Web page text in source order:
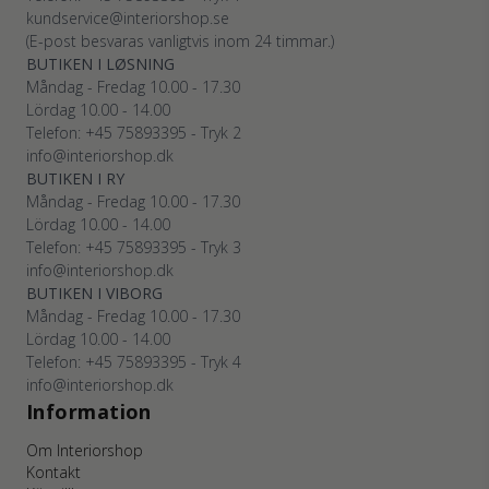
kundservice@interiorshop.se
(E-post besvaras vanligtvis inom 24 timmar.)
BUTIKEN I LØSNING
Måndag - Fredag 10.00 - 17.30
Lördag 10.00 - 14.00
Telefon: +45 75893395 - Tryk 2
info@interiorshop.dk
BUTIKEN I RY
Måndag - Fredag 10.00 - 17.30
Lördag 10.00 - 14.00
Telefon: +45 75893395 - Tryk 3
info@interiorshop.dk
BUTIKEN I VIBORG
Måndag - Fredag 10.00 - 17.30
Lördag 10.00 - 14.00
Telefon: +45 75893395 - Tryk 4
info@interiorshop.dk
Information
Om Interiorshop
Kontakt